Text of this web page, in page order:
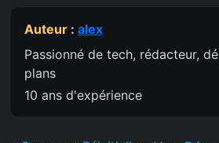
Auteur : alex
Passionné de tech, rédacteur,
plans
10 ans d'expérience